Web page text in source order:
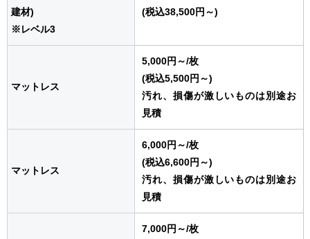
建材)
※レベル3
(税込38,500円～)
マットレス
5,000円～/枚
(税込5,500円～)
汚れ、損傷が激しいものは別途お
見積
マットレス
6,000円～/枚
(税込6,600円～)
汚れ、損傷が激しいものは別途お
見積
7,000円～/枚